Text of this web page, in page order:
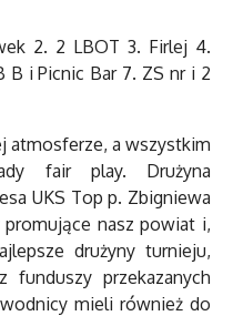
2. 2 LBOT 3. Firlej 4.
B i Picnic Bar 7. ZS nr i 2
atmosferze, a wszystkim
fair play. Drużyna
UKS Top p. Zbigniewa
promujące nasz powiat i,
drużyny turnieju,
funduszy przekazanych
mieli również do